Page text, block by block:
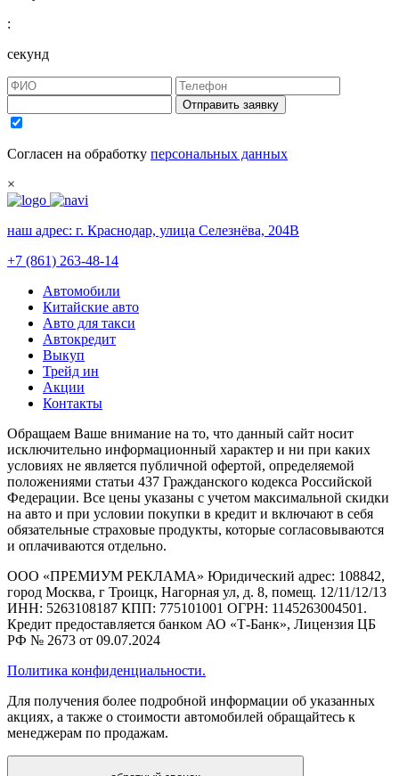
:
секунд
Отправить заявку
Согласен на обработку персональных данных
×
наш адрес: г. Краснодар, улица Селезнёва, 204В
+7 (861) 263-48-14
Автомобили
Китайские авто
Авто для такси
Автокредит
Выкуп
Трейд ин
Акции
Контакты
Обращаем Ваше внимание на то, что данный сайт носит
исключительно информационный характер и ни при каких
условиях не является публичной офертой, определяемой
положениями статьи 437 Гражданского кодекса Российской
Федерации. Все цены указаны с учетом максимальной скидки
на авто и при условии покупки в кредит и включают в себя
обязательные страховые продукты, которые согласовываются
и оплачиваются отдельно.
ООО «ПРЕМИУМ РЕКЛАМА» Юридический адрес: 108842,
город Москва, г Троицк, Нагорная ул, д. 8, помещ. 12/11/12/13
ИНН: 5263108187 КПП: 775101001 ОГРН: 1145263004501.
Кредит предоставляется банком АО «Т-Банк», Лицензия ЦБ
РФ № 2673 от 09.07.2024
Политика конфиденциальности.
Для получения более подробной информации об указанных
акциях, а также о стоимости автомобилей обращайтесь к
менеджерам по продажам.